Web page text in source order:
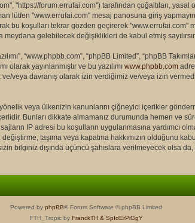
"https://forum.errufai.com") tarafından çoğaltılan, yasal
lütfen "www.errufai.com" mesaj panosuna giriş
bu koşulları tekrar gözden geçirerek
gelebilecek değişiklikleri de kabul etmiş
“www.phpbb.com”, “phpBB Limited”, “phpBB
olarak yayınlanmıştır ve bu yazılımı www.phpbb.com
veya davranış olarak izin verdiğimiz ve/veya izin
veya ülkenizin kanunlarını çiğneyici içerikler
Bunları dikkate almamanız durumunda hemen ve
IP adresi bu koşulların uygulanmasına yardımcı
taşıma veya kapatma hakkımızın olduğunu
bilginiz dışında üçüncü şahıslara verilmeyecek olsa
Powered by phpBB® Forum Software © phpBB Limited
FTH_Tropic by FranckTH & SpIdErPiGgY